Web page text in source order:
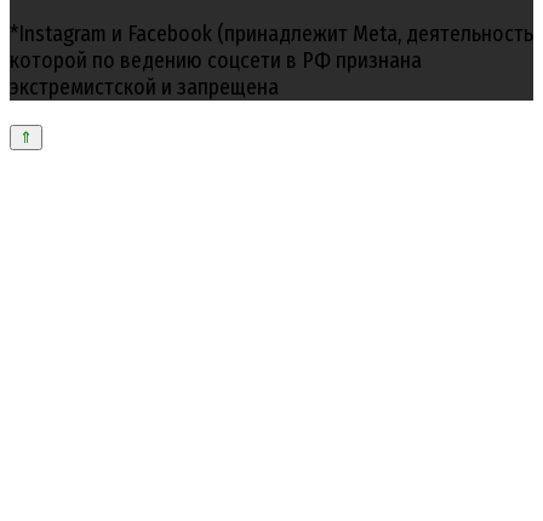
*Instagram и Facebook (принадлежит Meta, деятельность
которой по ведению соцсети в РФ признана
экстремистской и запрещена